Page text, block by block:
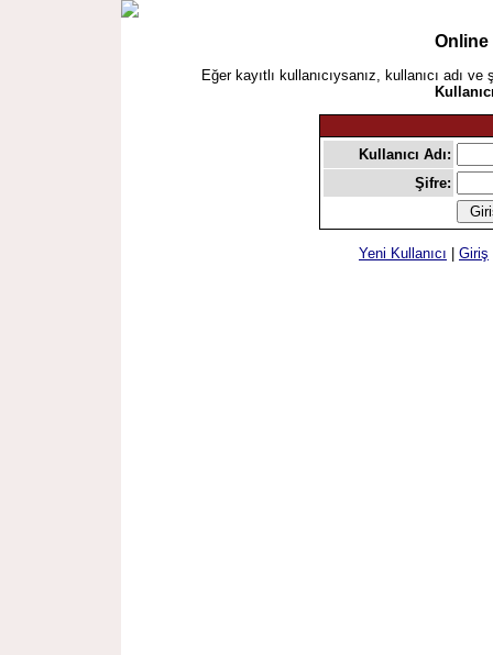
Online
Eğer kayıtlı kullanıcıysanız, kullanıcı adı
Kullanıcı Adı:
Şifre:
Yeni Kullanıcı | Giriş